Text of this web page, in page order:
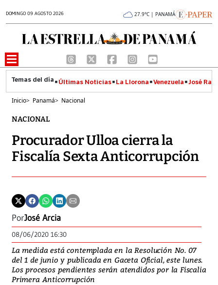
DOMINGO 09 AGOSTO 2026 27.9°C | PANAMÁ
Últimas Noticias La Llorona Venezuela José
Inicio> Panamá> Nacional
NACIONAL
Procurador Ulloa cierra la
Fiscalía Sexta Anticorrupción
PorJosé Arcia
08/06/2020 16:30
La medida está contemplada en la Resolución No. 07
del 1 de junio y publicada en Gaceta Oficial, este lunes.
Los procesos pendientes serán atendidos por la Fiscalia
Primera Anticorrupción